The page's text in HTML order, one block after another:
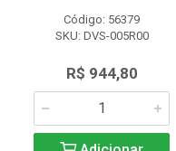
Código: 56379
SKU: DVS-005R00
R$ 944,80